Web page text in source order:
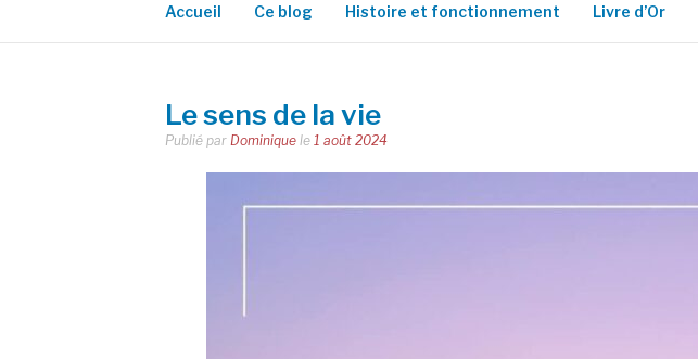
Accueil Ce blog Histoire et fonctionnement Livre d’Or
Le sens de la vie
Publié par Dominique le 1 août 2024